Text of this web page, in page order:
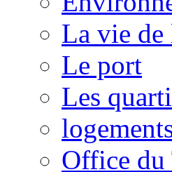
La vie de
Le port
Les
Office du